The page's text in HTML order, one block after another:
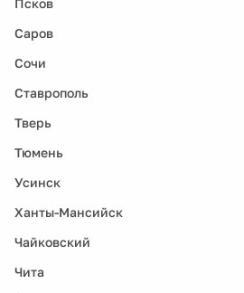
Саров
Сочи
Ставрополь
Тверь
Тюмень
Усинск
Ханты-Мансийск
Чайковский
Чита